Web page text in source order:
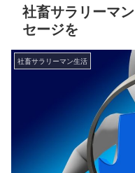
社畜サラリーマ
セージを
社畜サラリーマン生活